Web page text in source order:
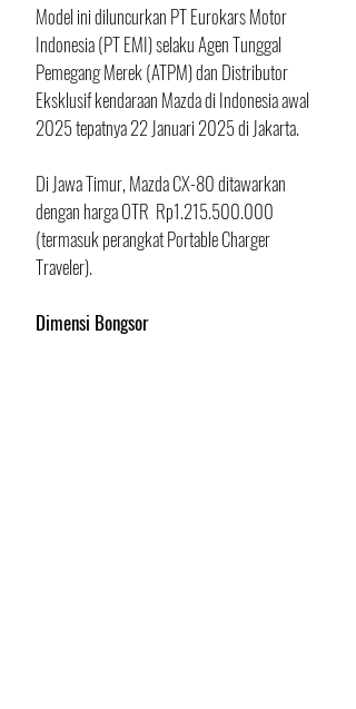
Model ini diluncurkan PT Eurokars Motor
Indonesia (PT EMI) selaku Agen Tunggal
Pemegang Merek (ATPM) dan Distributor
Eksklusif kendaraan Mazda di Indonesia awal
2025 tepatnya 22 Januari 2025 di Jakarta.
Di Jawa Timur, Mazda CX-80 ditawarkan
dengan harga OTR  Rp1.215.500.000
(termasuk perangkat Portable Charger
Traveler).
Dimensi Bongsor